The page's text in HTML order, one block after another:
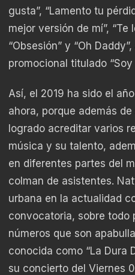
gusta”, “Lamento tu
mejor versión de mí”, “Te
“Obsesión” y “Oh
promocional titulado
Así, el 2019 ha sido el
ahora, porque además
logrado acreditar varios
música y su talento,
en diferentes partes del
colman de asistentes.
urbana en la actualidad
convocatoria, sobre todo
números que son
conocida como “La Dura
su concierto del Viernes